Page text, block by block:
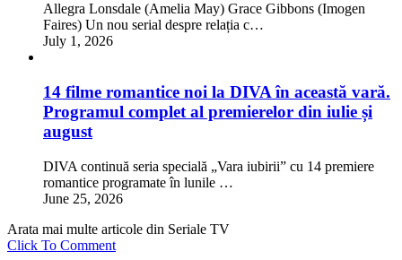
Allegra Lonsdale (Amelia May) Grace Gibbons (Imogen
Faires) Un nou serial despre relația c…
July 1, 2026
14 filme romantice noi la DIVA în această vară.
Programul complet al premierelor din iulie și
august
DIVA continuă seria specială „Vara iubirii” cu 14 premiere
romantice programate în lunile …
June 25, 2026
Arata mai multe articole din Seriale TV
Click To Comment